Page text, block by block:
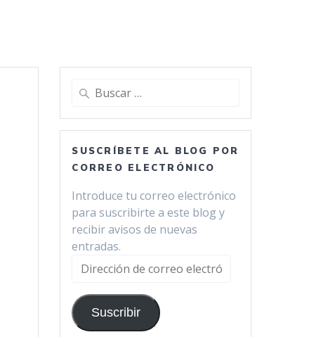
Buscar:
SUSCRÍBETE AL BLOG POR
CORREO ELECTRÓNICO
Introduce tu correo electrónico
para suscribirte a este blog y
recibir avisos de nuevas
entradas.
Dirección
correo
electrónico
Suscribir